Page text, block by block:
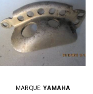
MARQUE: YAMAHA